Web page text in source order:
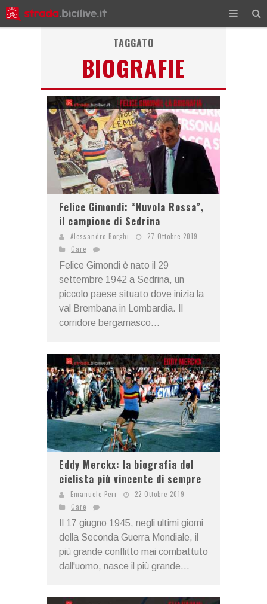
TAGGATO
BIOGRAFIE
Felice Gimondi: “Nuvola Rossa”,
il campione di Sedrina
Alessandro Borghi
27 Ottobre 2019
Gare
Felice Gimondi è nato il 29
settembre 1942 a Sedrina, un
piccolo paese situato dove inizia la
val Brembana in Lombardia. Il
corridore bergamasco...
Eddy Merckx: la biografia del
ciclista più vincente di sempre
Emanuele Peri
22 Ottobre 2019
Gare
Il 17 giugno 1945, negli ultimi giorni
della Seconda Guerra Mondiale, il
più grande conflitto mai combattuto
dall'uomo, nasce il più grande...